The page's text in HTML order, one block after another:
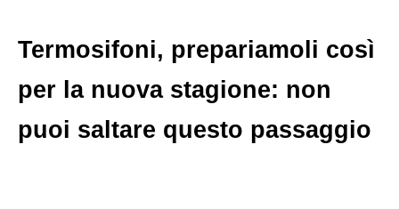
Termosifoni, prepariamoli così
per la nuova stagione: non
puoi saltare questo passaggio